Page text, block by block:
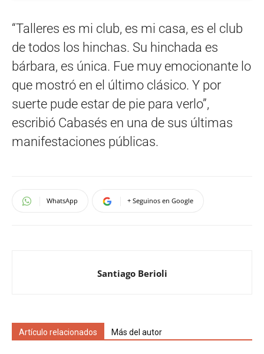
“Talleres es mi club, es mi casa, es el club
de todos los hinchas. Su hinchada es
bárbara, es única. Fue muy emocionante lo
que mostró en el último clásico. Y por
suerte pude estar de pie para verlo”,
escribió Cabasés en una de sus últimas
manifestaciones públicas.
WhatsApp + Seguinos en Google
Santiago Berioli
Artículo relacionados Más del autor